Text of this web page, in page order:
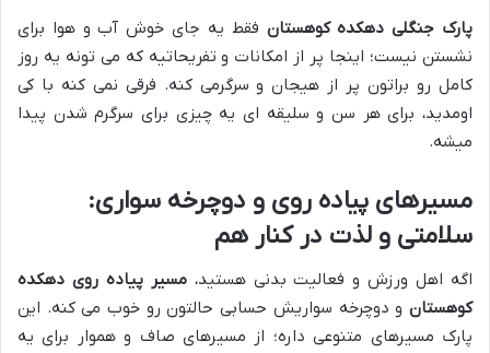
پارک جنگلی دهکده کوهستان فقط یه جای خوش آب و هوا برای
نشستن نیست؛ اینجا پر از امکانات و تفریحاتیه که می تونه یه روز
کامل رو براتون پر از هیجان و سرگرمی کنه. فرقی نمی کنه با کی
اومدید، برای هر سن و سلیقه ای یه چیزی برای سرگرم شدن پیدا
میشه.
مسیرهای پیاده روی و دوچرخه سواری:
سلامتی و لذت در کنار هم
اگه اهل ورزش و فعالیت بدنی هستید،مسیر پیاده روی دهکده
کوهستان و دوچرخه سواریش حسابی حالتون رو خوب می کنه. این
پارک مسیرهای متنوعی داره؛ از مسیرهای صاف و هموار برای یه